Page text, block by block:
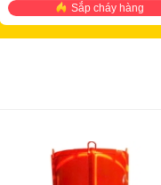
Sắp cháy hàng